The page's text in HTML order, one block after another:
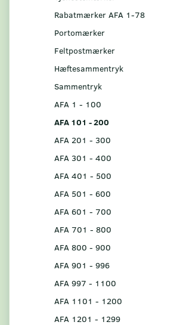
Rabatmærker AFA 1-78
Portomærker
Feltpostmærker
Hæftesammentryk
Sammentryk
AFA 1 - 100
AFA 101 - 200
AFA 201 - 300
AFA 301 - 400
AFA 401 - 500
AFA 501 - 600
AFA 601 - 700
AFA 701 - 800
AFA 800 - 900
AFA 901 - 996
AFA 997 - 1100
AFA 1101 - 1200
AFA 1201 - 1299